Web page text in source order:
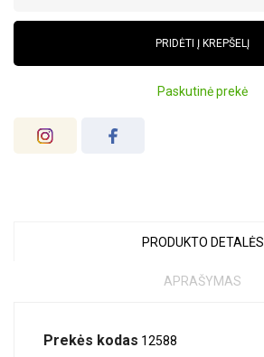
PRIDĖTI Į KREPŠELĮ
Paskutinė prekė
PRODUKTO DETALĖS
APRAŠYMAS
Prekės kodas 12588